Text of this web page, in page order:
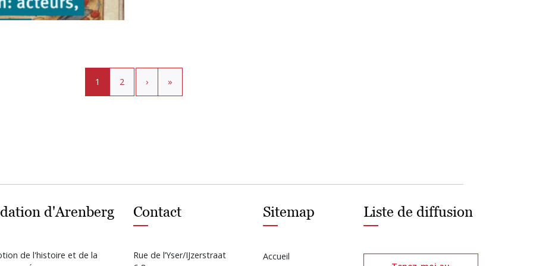
Page courante
1 Page
2 ›› »
d'Arenberg
de l'histoire et de la
Contact
Rue de l’Yser/IJzerstraat
Sitemap
Accueil
Liste de diffusion